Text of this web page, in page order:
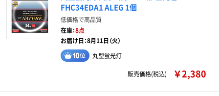
FHC34EDA1 ALEG 1個
低価格で高品質
在庫：8点
お届け日：8月11日（火）
丸型蛍光灯
販売価格(税込) ￥2,380